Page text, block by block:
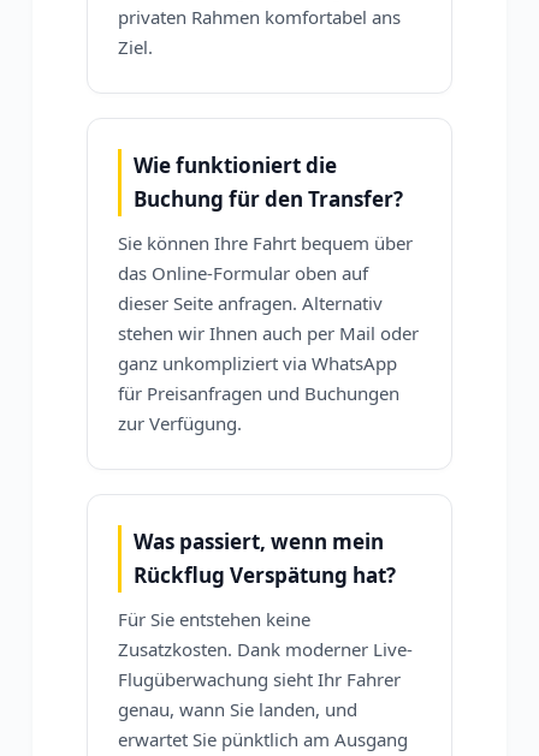
privaten Rahmen komfortabel ans
Ziel.
Wie funktioniert die
Buchung für den Transfer?
Sie können Ihre Fahrt bequem über
das Online-Formular oben auf
dieser Seite anfragen. Alternativ
stehen wir Ihnen auch per Mail oder
ganz unkompliziert via WhatsApp
für Preisanfragen und Buchungen
zur Verfügung.
Was passiert, wenn mein
Rückflug Verspätung hat?
Für Sie entstehen keine
Zusatzkosten. Dank moderner Live-
Flugüberwachung sieht Ihr Fahrer
genau, wann Sie landen, und
erwartet Sie pünktlich am Ausgang